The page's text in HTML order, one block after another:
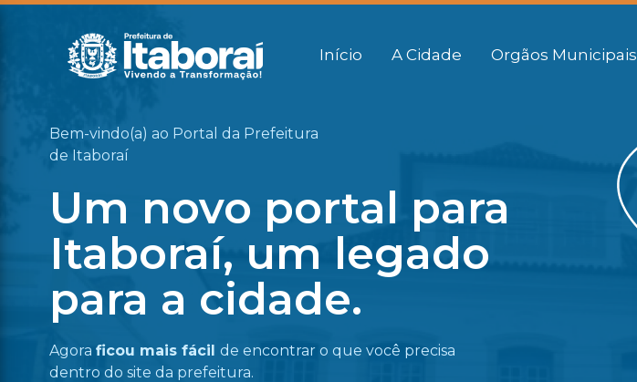
Início A Cidade Orgãos Municipais
Bem-vindo(a) ao Portal da Prefeitura
de Itaboraí
Um novo portal para
Itaboraí, um legado
para a cidade.
Agora ficou mais fácil de encontrar o que você precisa
dentro do site da prefeitura.